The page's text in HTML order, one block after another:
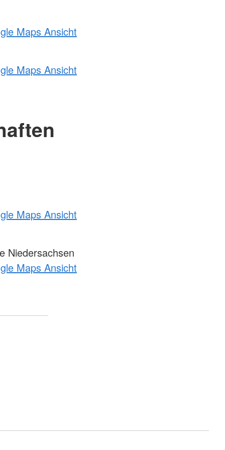
Maps Ansicht
Maps Ansicht
Maps Ansicht
Niedersachsen
Maps Ansicht